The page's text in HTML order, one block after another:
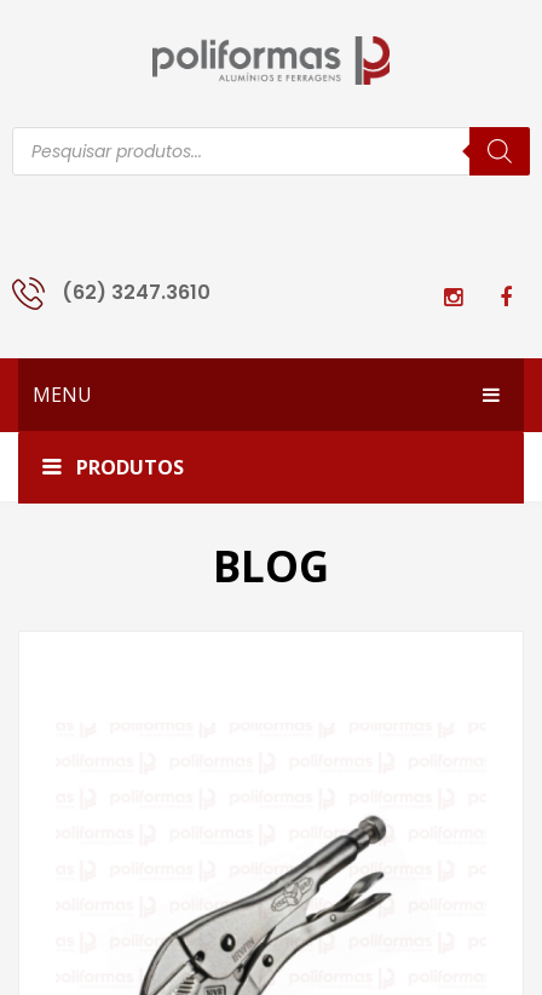
Pesquisar
produtos
(62) 3247.3610
MENU
HOME
EMPRESA
PRODUTOS
Home ALICATE PRESSÃO
BLOG